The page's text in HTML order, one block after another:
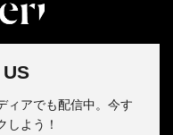
ィアでも配信中。今す
しよう！